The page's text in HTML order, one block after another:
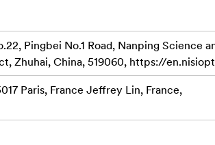
Pingbei No.1 Road, Nanping Science
Zhuhai, China, 519060, https://
Paris, France Jeffrey Lin, France,